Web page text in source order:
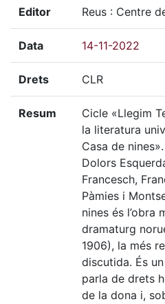
Editor Reus : Centre
Data 14-11-2022
Drets CLR
Resum
Cicle «Llegim
la literatura
Casa de
Dolors
Francesch,
Pàmies i
nines és l’obra
dramaturg
1906), la més
discutida. És
parla de drets
de la dona i,